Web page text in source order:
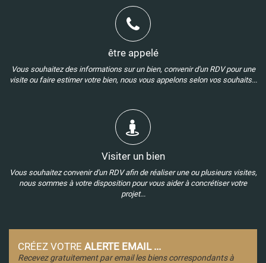
être appelé
Vous souhaitez des informations sur un bien, convenir d'un RDV pour une
visite ou faire estimer votre bien, nous vous appelons selon vos souhaits...
Visiter un bien
Vous souhaitez convenir d'un RDV afin de réaliser une ou plusieurs visites,
nous sommes à votre disposition pour vous aider à concrétiser votre
projet...
CRÉEZ VOTRE ALERTE EMAIL ...
Recevez gratuitement par email les biens correspondants à